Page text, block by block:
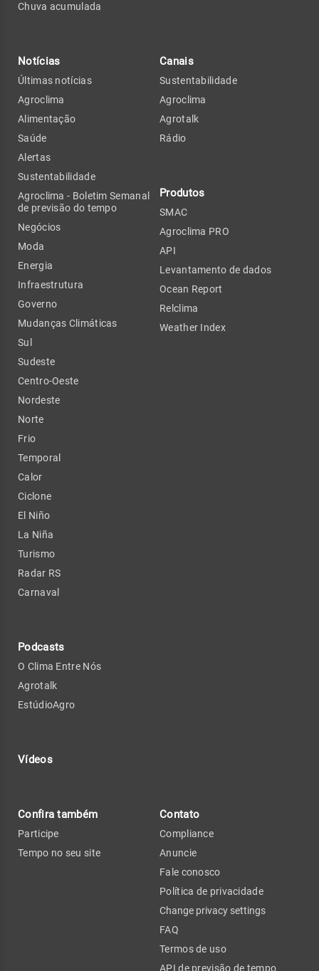
Chuva acumulada
Notícias
Últimas notícias
Agroclima
Alimentação
Saúde
Alertas
Sustentabilidade
Agroclima - Boletim Semanal
de previsão do tempo
Negócios
Moda
Energia
Infraestrutura
Governo
Mudanças Climáticas
Sul
Sudeste
Centro-Oeste
Nordeste
Norte
Frio
Temporal
Calor
Ciclone
El Niño
La Niña
Turismo
Radar RS
Carnaval
Podcasts
O Clima Entre Nós
Agrotalk
EstúdioAgro
Vídeos
Canais
Sustentabilidade
Agroclima
Agrotalk
Rádio
Produtos
SMAC
Agroclima PRO
API
Levantamento de dados
Ocean Report
Relclima
Weather Index
Confira também
Participe
Tempo no seu site
Contato
Compliance
Anuncie
Fale conosco
Política de privacidade
Change privacy settings
FAQ
Termos de uso
API de previsão de tempo